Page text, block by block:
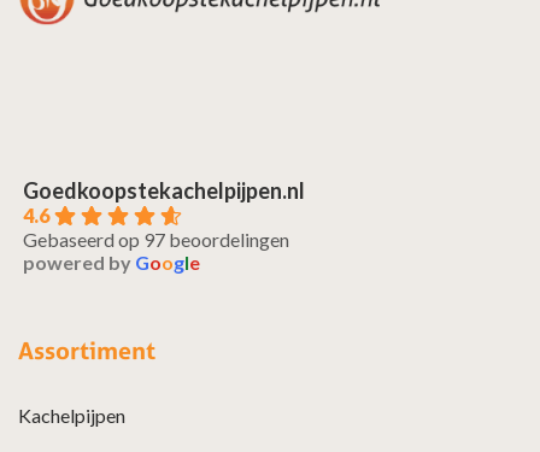
Goedkoopstekachelpijpen.nl
4.6
Gebaseerd op 97 beoordelingen
powered by Google
Assortiment
Kachelpijpen